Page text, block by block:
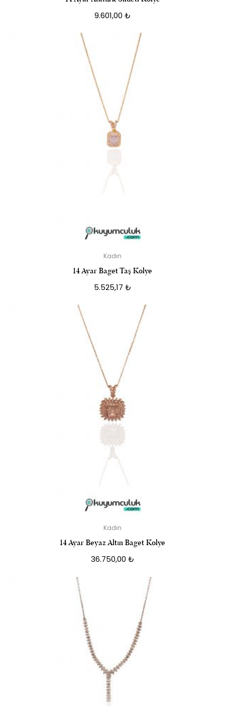
9.601,00 ₺
Kadın
14 Ayar Baget Taş Kolye
5.525,17 ₺
Kadın
14 Ayar Beyaz Altın Baget Kolye
36.750,00 ₺